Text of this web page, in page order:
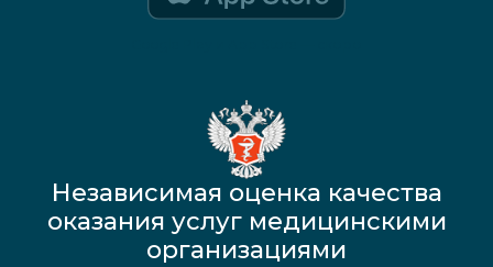
Независимая оценка качества
оказания услуг медицинскими
организациями